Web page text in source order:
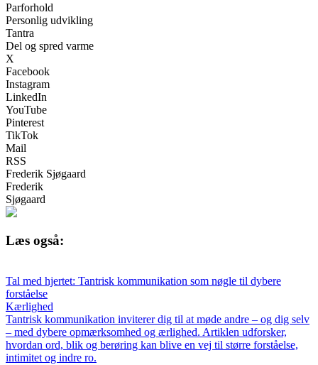
Parforhold
Personlig udvikling
Tantra
Del og spred varme
X
Facebook
Instagram
LinkedIn
YouTube
Pinterest
TikTok
Mail
RSS
Frederik Sjøgaard
Frederik
Sjøgaard
Læs også:
Tal med hjertet: Tantrisk kommunikation som nøgle til dybere
forståelse
Kærlighed
Tantrisk kommunikation inviterer dig til at møde andre – og dig selv
– med dybere opmærksomhed og ærlighed. Artiklen udforsker,
hvordan ord, blik og berøring kan blive en vej til større forståelse,
intimitet og indre ro.